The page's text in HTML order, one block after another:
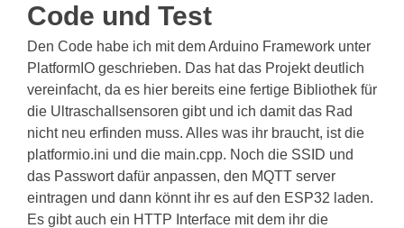
Code und Test
Den Code habe ich mit dem Arduino Framework unter
PlatformIO geschrieben. Das hat das Projekt deutlich
vereinfacht, da es hier bereits eine fertige Bibliothek für
die Ultraschallsensoren gibt und ich damit das Rad
nicht neu erfinden muss. Alles was ihr braucht, ist die
platformio.ini und die main.cpp. Noch die SSID und
das Passwort dafür anpassen, den MQTT server
eintragen und dann könnt ihr es auf den ESP32 laden.
Es gibt auch ein HTTP Interface mit dem ihr die